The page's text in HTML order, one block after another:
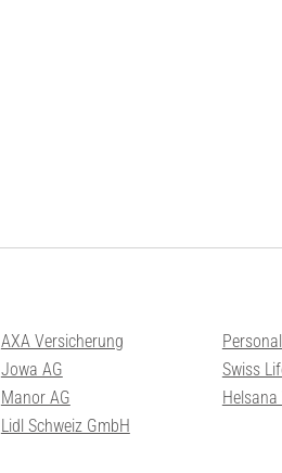
AXA Versicherung
Jowa AG Swiss
Manor AG
Lidl Schweiz GmbH